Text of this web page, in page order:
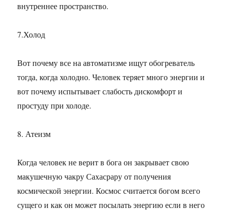
внутреннее пространство.
7.Холод
Вот почему все на автоматизме ищут обогреватель
тогда, когда холодно. Человек теряет много энергии и
вот почему испытывает слабость дискомфорт и
простуду при холоде.
8. Атеизм
Когда человек не верит в бога он закрывает свою
макушечную чакру Сахасрару от получения
космической энергии. Космос считается богом всего
сущего и как он может посылать энергию если в него